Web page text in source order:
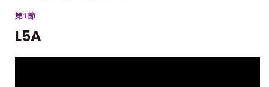
第1節
L5A